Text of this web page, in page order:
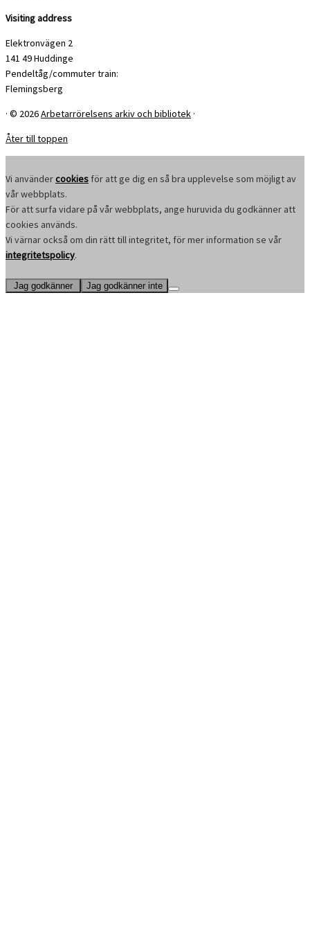
Visiting address
Elektronvägen 2
141 49 Huddinge
Pendeltåg/commuter train:
Flemingsberg
· © 2026Arbetarrörelsens arkiv och bibliotek ·
Åter till toppen
Vi användercookies för att ge dig en så bra upplevelse som möjligt av
vår webbplats.
För att surfa vidare på vår webbplats, ange huruvida du godkänner att
cookies används.
Vi värnar också om din rätt till integritet, för mer information se vår
integritetspolicy.
Jag godkänner Jag godkänner inte